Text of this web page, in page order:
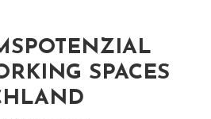
SPACES